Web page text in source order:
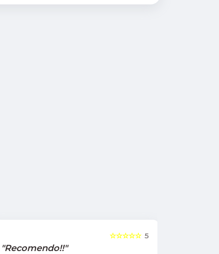
5
☆☆☆☆☆
"Recomendo!!"